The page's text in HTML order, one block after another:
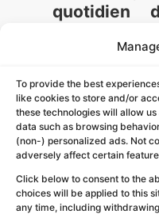
To provide the best
like cookies to store and/or
these technologies will allow
data such as browsing
(non-) personalized ads. Not
adversely affect certain
Click below to consent to the
choices will be applied to this
any time, including
quotidien
refléter vos
ou votre
Révélation
final théâtral
qui génère
un